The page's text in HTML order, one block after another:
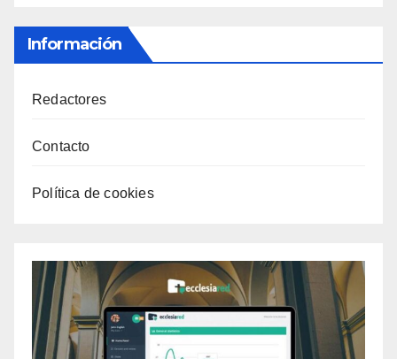
Información
Redactores
Contacto
Política de cookies